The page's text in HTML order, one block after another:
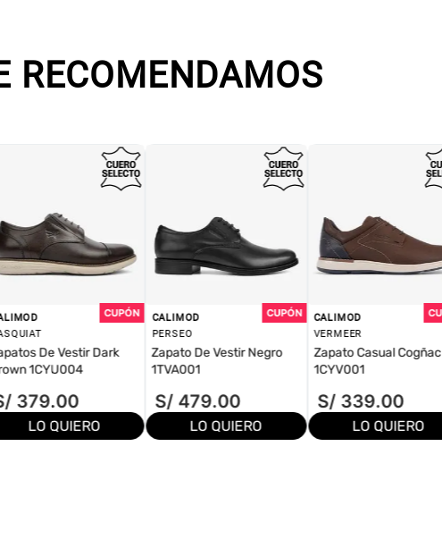
RECOMENDAMOS
De Vestir Dark
1CYU004
379.00
LO QUIERO
CALIMOD
PERSEO
Zapato De Vestir Negro
1TVA001
S/ 479.00
LO QUIERO
CALIMOD
VERMEER
Zapato Casual Cogñac
1CYV001
S/ 339.00
LO QUIERO